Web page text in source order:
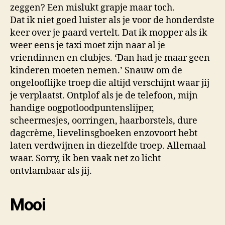
zeggen? Een mislukt grapje maar toch.
Dat ik niet goed luister als je voor de honderdste
keer over je paard vertelt. Dat ik mopper als ik
weer eens je taxi moet zijn naar al je
vriendinnen en clubjes. ‘Dan had je maar geen
kinderen moeten nemen.’ Snauw om de
ongelooflijke troep die altijd verschijnt waar jij
je verplaatst. Ontplof als je de telefoon, mijn
handige oogpotloodpuntenslijper,
scheermesjes, oorringen, haarborstels, dure
dagcrème, lievelinsgboeken enzovoort hebt
laten verdwijnen in diezelfde troep. Allemaal
waar. Sorry, ik ben vaak net zo licht
ontvlambaar als jij.
Mooi